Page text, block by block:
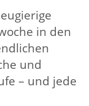
in den
und
– und jede